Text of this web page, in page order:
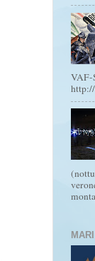
VAF-